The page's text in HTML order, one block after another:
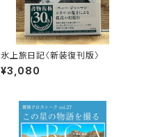
氷上旅日記〈新装復刊版〉
¥3,080